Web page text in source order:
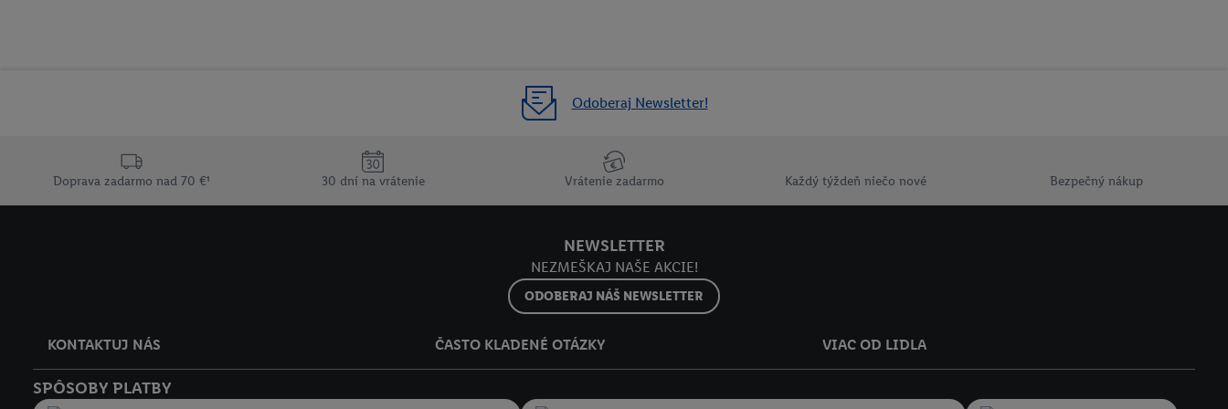
Odoberaj Newsletter!
Doprava zadarmo nad 70 €¹ 30 dní na vrátenie Vrátenie zadarmo Každý týždeň niečo nové Bezpečný nákup
NEWSLETTER
NEZMEŠKAJ NAŠE AKCIE!
ODOBERAJ NÁŠ NEWSLETTER
KONTAKTUJ NÁS ČASTO KLADENÉ OTÁZKY VIAC OD LIDLA
SPÔSOBY PLATBY